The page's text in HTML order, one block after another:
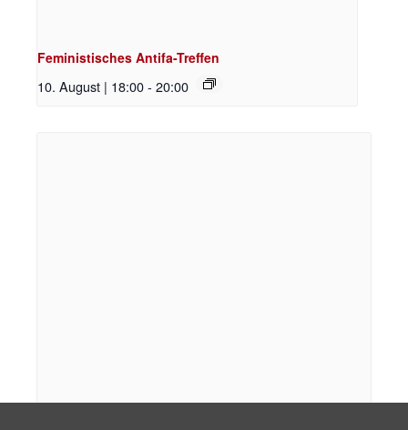
Feministisches Antifa-Treffen
10. August | 18:00- 20:00
Soliküche – Kochen